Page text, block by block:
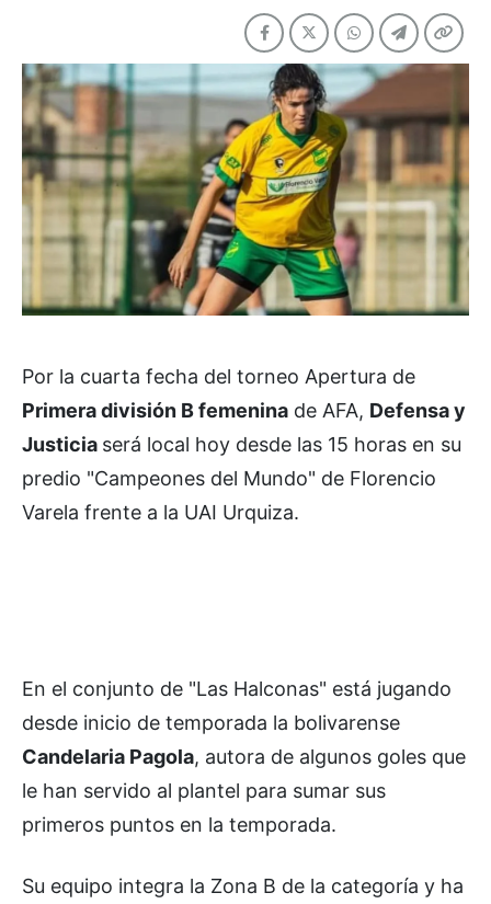
Por la cuarta fecha del torneo Apertura de
Primera división B femenina de AFA, Defensa y
Justicia será local hoy desde las 15 horas en su
predio "Campeones del Mundo" de Florencio
Varela frente a la UAI Urquiza.
En el conjunto de "Las Halconas" está jugando
desde inicio de temporada la bolivarense
Candelaria Pagola, autora de algunos goles que
le han servido al plantel para sumar sus
primeros puntos en la temporada.
Su equipo integra la Zona B de la categoría y ha